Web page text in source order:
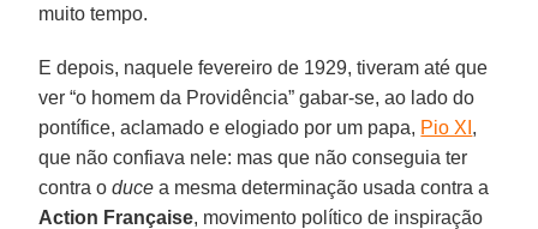
muito tempo.
E depois, naquele fevereiro de 1929, tiveram até que
ver “o homem da Providência” gabar-se, ao lado do
pontífice, aclamado e elogiado por um papa, Pio XI ,
que não confiava nele: mas que não conseguia ter
contra oduce a mesma determinação usada contra a
Action Française, movimento político de inspiração